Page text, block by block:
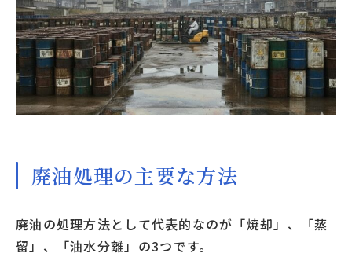
廃油処理の主要な方法
廃油の処理方法として代表的なのが「焼却」、「蒸
留」、「油水分離」の3つです。